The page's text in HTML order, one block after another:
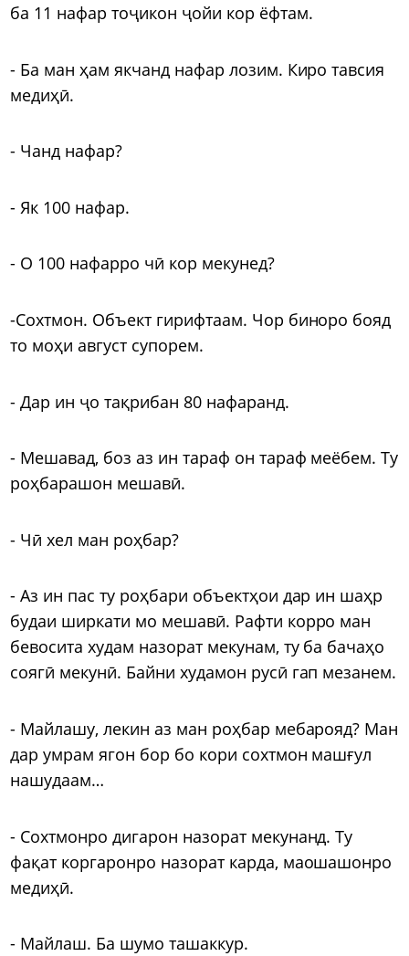
ба 11 нафар тоҷикон ҷойи кор ёфтам.
- Ба ман ҳам якчанд нафар лозим. Киро тавсия
медиҳӣ.
- Чанд нафар?
- Як 100 нафар.
- О 100 нафарро чӣ кор мекунед?
-Сохтмон. Объект гирифтаам. Чор биноро бояд
то моҳи август супорем.
- Дар ин ҷо тақрибан 80 нафаранд.
- Мешавад, боз аз ин тараф он тараф меёбем. Ту
роҳбарашон мешавӣ.
- Чӣ хел ман роҳбар?
- Аз ин пас ту роҳбари объектҳои дар ин шаҳр
будаи ширкати мо мешавӣ. Рафти корро ман
бевосита худам назорат мекунам, ту ба бачаҳо
соягӣ мекунӣ. Байни худамон русӣ гап мезанем.
- Майлашу, лекин аз ман роҳбар мебарояд? Ман
дар умрам ягон бор бо кори сохтмон машғул
нашудаам…
- Сохтмонро дигарон назорат мекунанд. Ту
фақат коргаронро назорат карда, маошашонро
медиҳӣ.
- Майлаш. Ба шумо ташаккур.